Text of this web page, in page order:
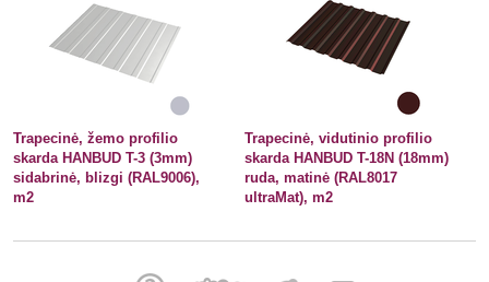
Trapecinė, žemo profilio
skarda HANBUD T-3 (3mm)
sidabrinė, blizgi (RAL9006),
m2
Trapecinė, vidutinio profilio
skarda HANBUD T-18N (18mm)
ruda, matinė (RAL8017
ultraMat), m2